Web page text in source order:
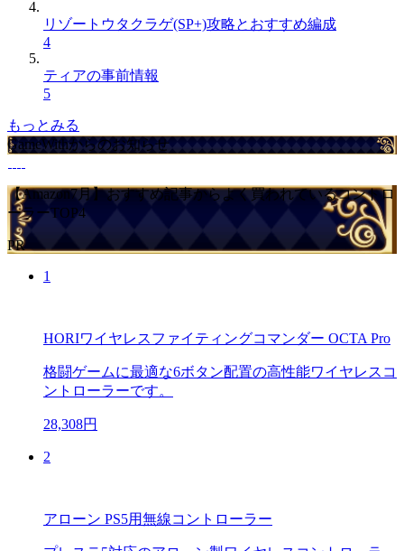
リゾートウタクラゲ(SP+)攻略とおすすめ編成
4
ティアの事前情報
5
もっとみる
GameWithからのお知らせ
【Amazon7月】おすすめ記事からよく買われているコントロ
ーラーTOP4
PR
1
HORIワイヤレスファイティングコマンダー OCTA Pro
格闘ゲームに最適な6ボタン配置の高性能ワイヤレスコ
ントローラーです。
28,308円
2
アローン PS5用無線コントローラー